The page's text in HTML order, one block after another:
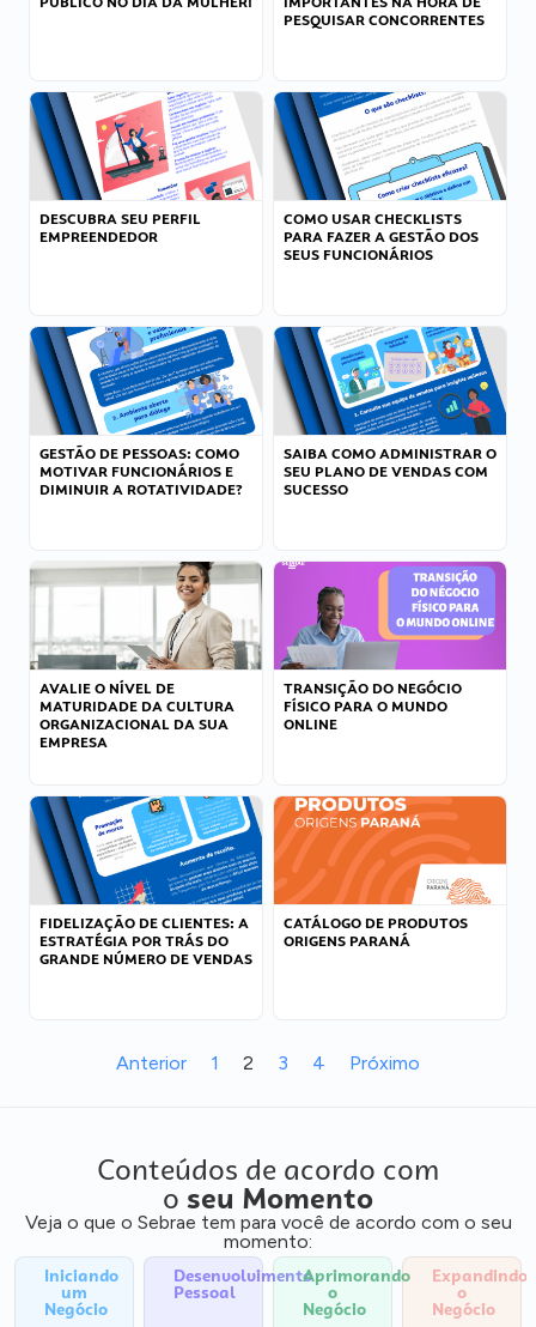
PESQUISAR CONCORRENTES
DESCUBRA SEU PERFIL
EMPREENDEDOR
COMO USAR CHECKLISTS
PARA FAZER A GESTÃO DOS
SEUS FUNCIONÁRIOS
GESTÃO DE PESSOAS: COMO
MOTIVAR FUNCIONÁRIOS E
DIMINUIR A ROTATIVIDADE?
SAIBA COMO ADMINISTRAR O
SEU PLANO DE VENDAS COM
SUCESSO
AVALIE O NÍVEL DE
MATURIDADE DA CULTURA
ORGANIZACIONAL DA SUA
EMPRESA
TRANSIÇÃO DO NEGÓCIO
FÍSICO PARA O MUNDO
ONLINE
FIDELIZAÇÃO DE CLIENTES: A
ESTRATÉGIA POR TRÁS DO
GRANDE NÚMERO DE VENDAS
CATÁLOGO DE PRODUTOS
ORIGENS PARANÁ
Anterior 1 2 3 4 Próximo
Conteúdos de acordo com
o seu Momento
Veja o que o Sebrae tem para você de acordo com o seu
momento:
Iniciando
um
Negócio
Desenvolvimento
Pessoal
Aprimorando
o
Negócio
Expandindo
o
Negócio